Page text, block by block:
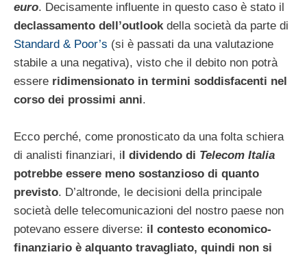
euro. Decisamente influente in questo caso è stato il
declassamento dell’outlookdella società da parte di
Standard & Poor’s (si è passati da una valutazione
stabile a una negativa), visto che il debito non potrà
essere ridimensionato in termini soddisfacenti nel
corso dei prossimi anni.
Ecco perché, come pronosticato da una folta schiera
di analisti finanziari, i l dividendo di Telecom Italia
potrebbe essere meno sostanzioso di quanto
previsto. D’altronde, le decisioni della principale
società delle telecomunicazioni del nostro paese non
potevano essere diverse: il contesto economico-
finanziario è alquanto travagliato, quindi non si